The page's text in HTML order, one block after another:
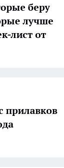
беру
лучше
лист от
прилавков